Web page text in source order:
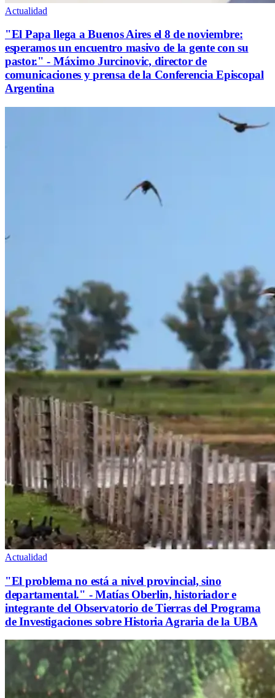
Actualidad
"El Papa llega a Buenos Aires el 8 de noviembre:
esperamos un encuentro masivo de la gente con su
pastor." - Máximo Jurcinovic, director de
comunicaciones y prensa de la Conferencia Episcopal
Argentina
Actualidad
"El problema no está a nivel provincial, sino
departamental." - Matías Oberlin, historiador e
integrante del Observatorio de Tierras del Programa
de Investigaciones sobre Historia Agraria de la UBA